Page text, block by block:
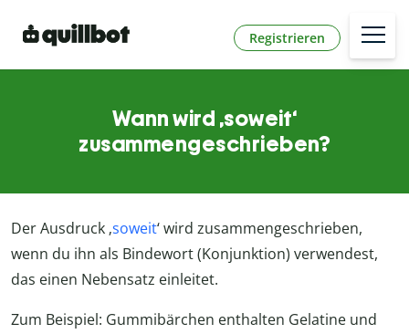
Registrieren
Wann wird ‚soweit‘
zusammengeschrieben?
Der Ausdruck ‚soweit‘ wird zusammengeschrieben,
wenn du ihn als Bindewort (Konjunktion) verwendest,
das einen Nebensatz einleitet.
Zum Beispiel: Gummibärchen enthalten Gelatine und